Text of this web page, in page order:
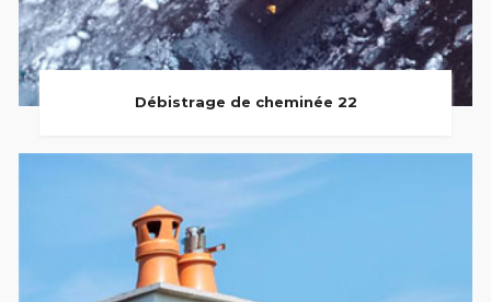
Débistrage de cheminée 22